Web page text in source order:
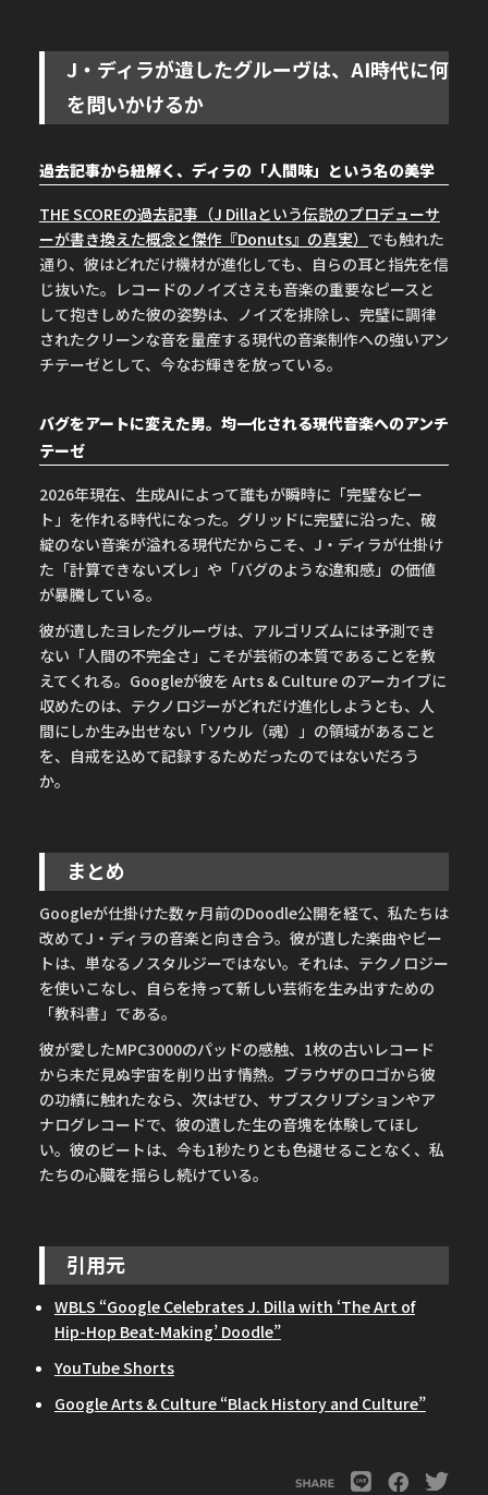
J・ディラが遺したグルーヴは、AI時代に何
を問いかけるか
過去記事から紐解く、ディラの「人間味」という名の美学
THE SCOREの過去記事（J Dillaという伝説のプロデューサ
ーが書き換えた概念と傑作『Donuts』の真実） でも触れた
通り、彼はどれだけ機材が進化しても、自らの耳と指先を信
じ抜いた。レコードのノイズさえも音楽の重要なピースと
して抱きしめた彼の姿勢は、ノイズを排除し、完璧に調律
されたクリーンな音を量産する現代の音楽制作への強いアン
チテーゼとして、今なお輝きを放っている。
バグをアートに変えた男。均一化される現代音楽へのアンチ
テーゼ
2026年現在、生成AIによって誰もが瞬時に「完璧なビー
ト」を作れる時代になった。グリッドに完璧に沿った、破
綻のない音楽が溢れる現代だからこそ、J・ディラが仕掛け
た「計算できないズレ」や「バグのような違和感」の価値
が暴騰している。
彼が遺したヨレたグルーヴは、アルゴリズムには予測でき
ない「人間の不完全さ」こそが芸術の本質であることを教
えてくれる。Googleが彼を Arts & Culture のアーカイブに
収めたのは、テクノロジーがどれだけ進化しようとも、人
間にしか生み出せない「ソウル（魂）」の領域があること
を、自戒を込めて記録するためだったのではないだろう
か。
まとめ
Googleが仕掛けた数ヶ月前のDoodle公開を経て、私たちは
改めてJ・ディラの音楽と向き合う。彼が遺した楽曲やビー
トは、単なるノスタルジーではない。それは、テクノロジー
を使いこなし、自らを持って新しい芸術を生み出すための
「教科書」である。
彼が愛したMPC3000のパッドの感触、1枚の古いレコード
から未だ見ぬ宇宙を削り出す情熱。ブラウザのロゴから彼
の功績に触れたなら、次はぜひ、サブスクリプションやア
ナログレコードで、彼の遺した生の音塊を体験してほし
い。彼のビートは、今も1秒たりとも色褪せることなく、私
たちの心臓を揺らし続けている。
引用元
WBLS “Google Celebrates J. Dilla with ‘The Art of
Hip-Hop Beat-Making’ Doodle”
YouTube Shorts
Google Arts & Culture “Black History and Culture”